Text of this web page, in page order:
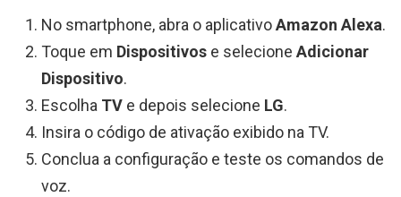
No smartphone, abra o aplicativoAmazon Alexa.
Toque em Dispositivos e selecione Adicionar
Dispositivo.
Escolha TV e depois selecione LG.
Insira o código de ativação exibido na TV.
Conclua a configuração e teste os comandos de
voz.